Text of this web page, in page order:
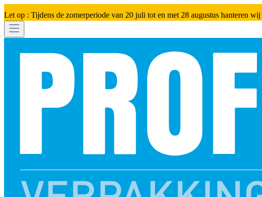
Let op : Tijdens de zomerperiode van 20 juli tot en met 28 augustus hanteren wij